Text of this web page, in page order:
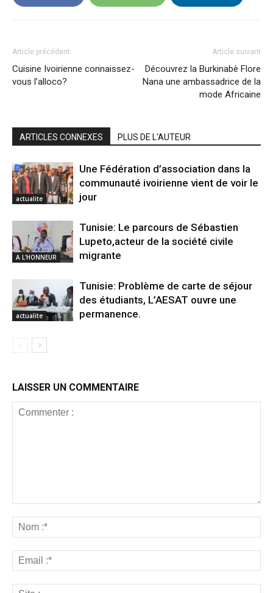
Article précédent
Cuisine Ivoirienne connaissez-
vous l’alloco?
Article suivant
Découvrez la Burkinabè Flore
Nana une ambassadrice de la
mode Africaine
ARTICLES CONNEXES PLUS DE L'AUTEUR
actualite
Une Fédération d’association dans la
communauté ivoirienne vient de voir le
jour
A L'HONNEUR
Tunisie: Le parcours de Sébastien
Lupeto,acteur de la société civile
migrante
actualite
Tunisie: Problème de carte de séjour
des étudiants, L’AESAT ouvre une
permanence.
LAISSER UN COMMENTAIRE